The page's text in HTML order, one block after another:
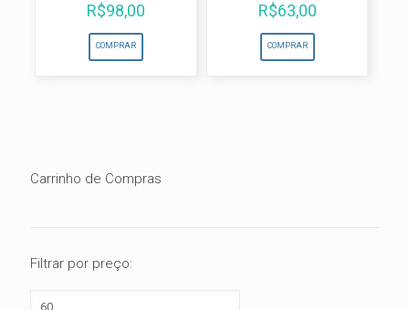
R$98,00
COMPRAR
R$63,00
COMPRAR
Carrinho de Compras
Filtrar por preço: